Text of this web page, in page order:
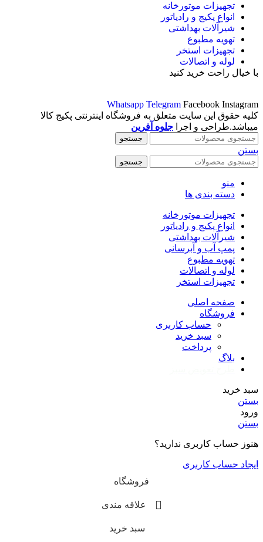
تجهیزات موتورخانه
انواع پکیج و رادیاتور
شیرآلات بهداشتی
تهویه مطبوع
تجهیزات استخر
لوله و اتصالات
با خیال راحت خرید کنید
Whatsapp Telegram Facebook Instagram
کلیه حقوق این سایت متعلق به فروشگاه اینترنتی پکیج کالا
میباشد.طراحی و اجرا جلوه آفرین
جستجو
بستن
جستجو
منو
دسته بندی ها
تجهیزات موتورخانه
انواع پکیج و رادیاتور
شیرآلات بهداشتی
پمپ آب و آبرسانی
تهویه مطبوع
لوله و اتصالات
تجهیزات استخر
صفحه اصلی
فروشگاه
حساب کاربری
سبد خرید
پرداخت
بلاگ
سبد خرید
بستن
ورود
بستن
هنوز حساب کاربری ندارید؟
ایجاد حساب کاربری
فروشگاه
علاقه مندی
سبد خرید